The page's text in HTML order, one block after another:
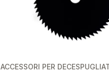
ACCESSORI PER